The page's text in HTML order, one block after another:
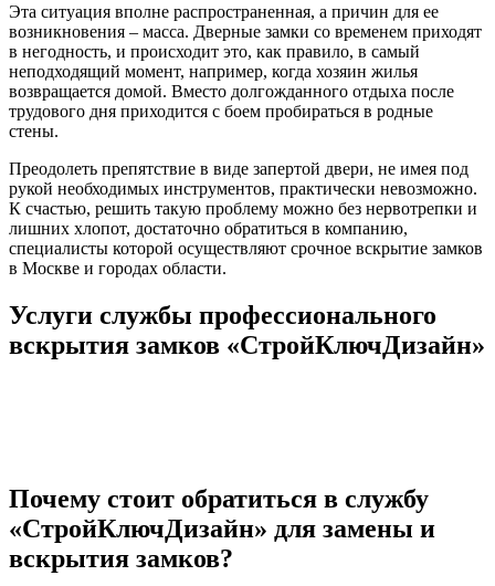
Эта ситуация вполне распространенная, а причин для ее
возникновения – масса. Дверные замки со временем приходят
в негодность, и происходит это, как правило, в самый
неподходящий момент, например, когда хозяин жилья
возвращается домой. Вместо долгожданного отдыха после
трудового дня приходится с боем пробираться в родные
стены.
Преодолеть препятствие в виде запертой двери, не имея под
рукой необходимых инструментов, практически невозможно.
К счастью, решить такую проблему можно без нервотрепки и
лишних хлопот, достаточно обратиться в компанию,
специалисты которой осуществляют срочное вскрытие замков
в Москве и городах области.
Услуги службы профессионального
вскрытия замков «СтройКлючДизайн»
Почему стоит обратиться в службу
«СтройКлючДизайн» для замены и
вскрытия замков?